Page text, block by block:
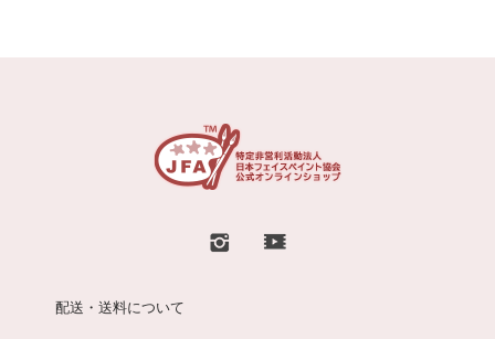
配送・送料について